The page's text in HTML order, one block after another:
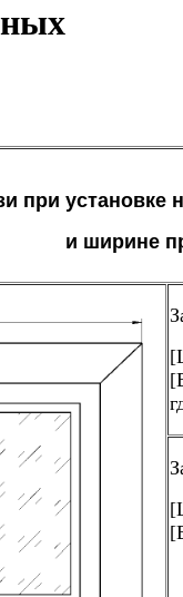
при установке
и ширине